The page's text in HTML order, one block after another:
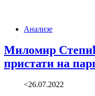
Анализе
Миломир
пристати на
<26.07.2022